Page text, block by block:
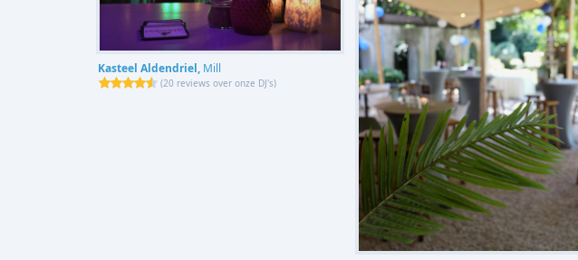
Kasteel Aldendriel, Mill
(20 reviews over onze DJ's)